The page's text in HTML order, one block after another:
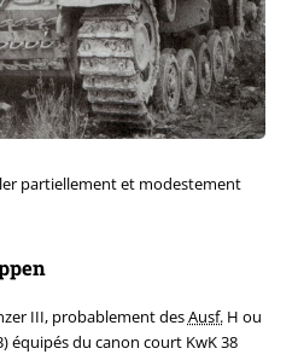
partiellement et modestement
III, probablement desAusf.H ou
équipés du canon court KwK 38